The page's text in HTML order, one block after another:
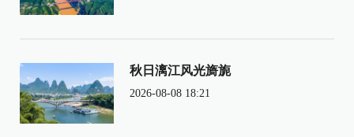
秋日漓江风光旖旎
2026-08-08 18:21